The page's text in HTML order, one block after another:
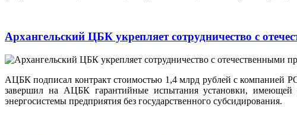
Архангельский ЦБК укрепляет сотрудничество с
АЦБК подписал контракт стоимостью 1,4 млрд рублей с компанией
завершил на АЦБК гарантийные испытания установки, имеющей
энергосистемы предприятия без государственного субсидирования.